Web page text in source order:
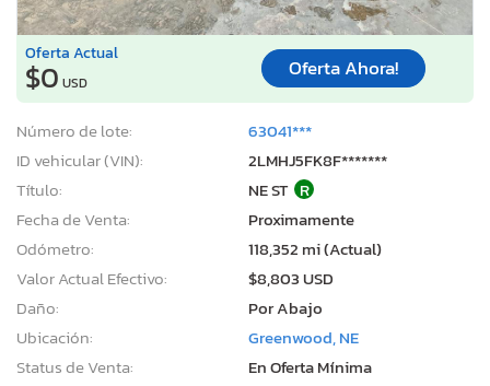
Oferta Actual
$0 USD
Oferta Ahora!
Número de lote:
63041***
ID vehicular (VIN):
2LMHJ5FK8F*******
Título:
NE ST R
Fecha de Venta:
Proximamente
Odómetro:
118,352 mi (Actual)
Valor Actual Efectivo:
$8,803 USD
Daño:
Por Abajo
Ubicación:
Greenwood, NE
Status de Venta:
En Oferta Mínima